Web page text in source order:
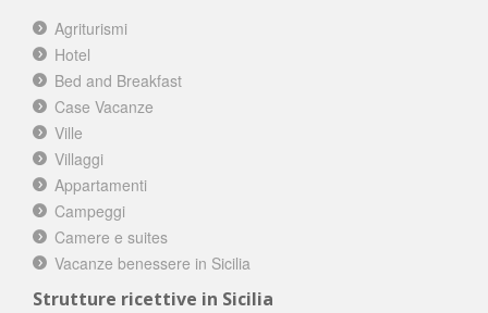
Agriturismi
Hotel
Bed and Breakfast
Case Vacanze
Ville
Villaggi
Appartamenti
Campeggi
Camere e suites
Vacanze benessere in Sicilia
Strutture ricettive in Sicilia